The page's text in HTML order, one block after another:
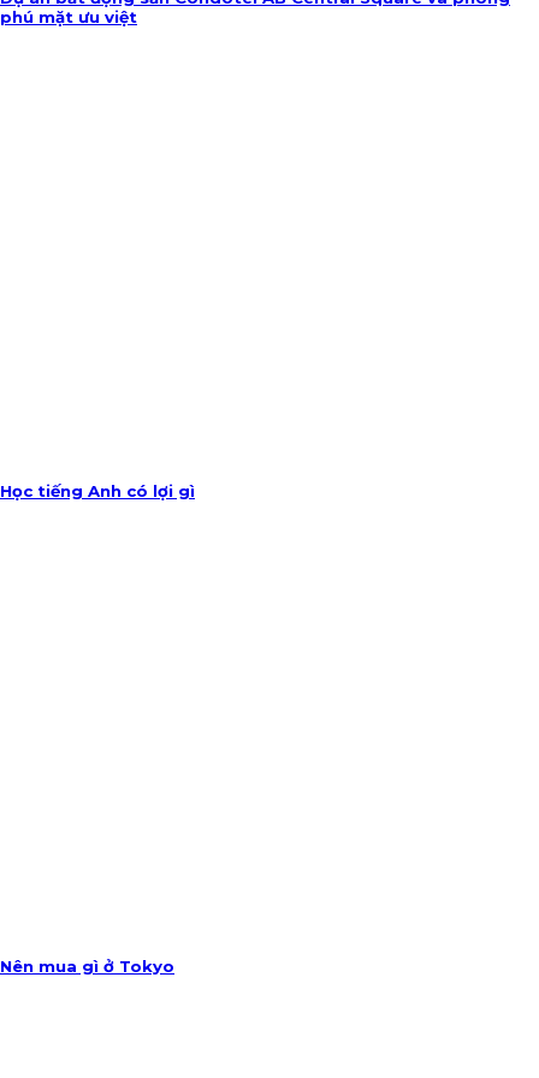
phú mặt ưu việt
Học tiếng Anh có lợi gì
Nên mua gì ở Tokyo